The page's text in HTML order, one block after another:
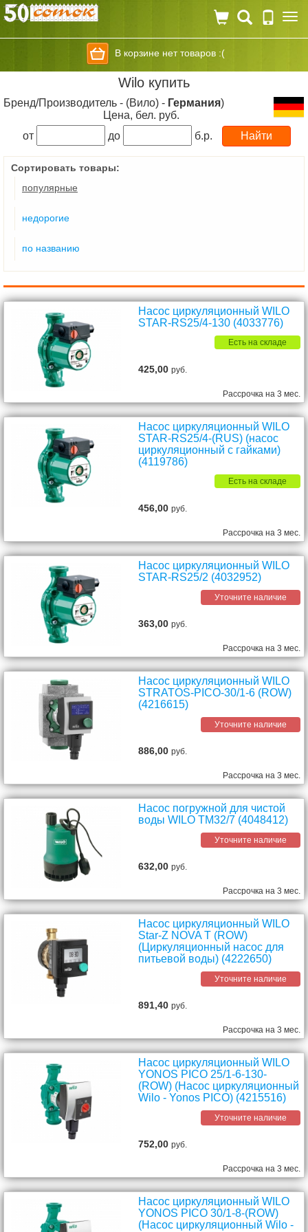
В корзине нет товаров :(
Wilo купить
Бренд/Производитель - (Вило) - Германия)
Цена, бел. руб.
от
до б.р.
Сортировать товары:
популярные
недорогие
по названию
Насос циркуляционный WILO
STAR-RS25/4-130 (4033776)
Есть на складе
425,00руб.
Рассрочка на 3 мес.
Насос циркуляционный WILO
STAR-RS25/4-(RUS) (насос
циркуляционный с гайками)
(4119786)
Есть на складе
456,00руб.
Рассрочка на 3 мес.
Насос циркуляционный WILO
STAR-RS25/2 (4032952)
Уточните наличие
363,00руб.
Рассрочка на 3 мес.
Насос циркуляционный WILO
STRATOS-PICO-30/1-6 (ROW)
(4216615)
Уточните наличие
886,00руб.
Рассрочка на 3 мес.
Насос погружной для чистой
воды WILO TM32/7 (4048412)
Уточните наличие
632,00руб.
Рассрочка на 3 мес.
Насос циркуляционный WILO
Star-Z NOVA T (ROW)
(Циркуляционный насос для
питьевой воды) (4222650)
Уточните наличие
891,40руб.
Рассрочка на 3 мес.
Насос циркуляционный WILO
YONOS PICO 25/1-6-130-
(ROW) (Насос циркуляционный
Wilo - Yonos PICO) (4215516)
Уточните наличие
752,00руб.
Рассрочка на 3 мес.
Насос циркуляционный WILO
YONOS PICO 30/1-8-(ROW)
(Насос циркуляционный Wilo -